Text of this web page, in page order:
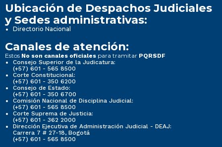
Ubicación de Despachos Judiciales
y Sedes administrativas:
Directorio Nacional
Canales de atención:
Estos No son canales oficiales para tramitar PQRSDF
Consejo Superior de la Judicatura:
(+57) 601 - 565 8500
Corte Constitucional:
(+57) 601 - 350 6200
Consejo de Estado:
(+57) 601 - 350 6700
Comisión Nacional de Disciplina Judicial:
(+57) 601 - 565 8500
Corte Suprema de Justicia:
(+57) 601 - 362 2000
Dirección Ejecutiva de Administración Judicial - DEAJ:
Carrera 7 # 27-18, Bogotá
(+57) 601 - 565 8500